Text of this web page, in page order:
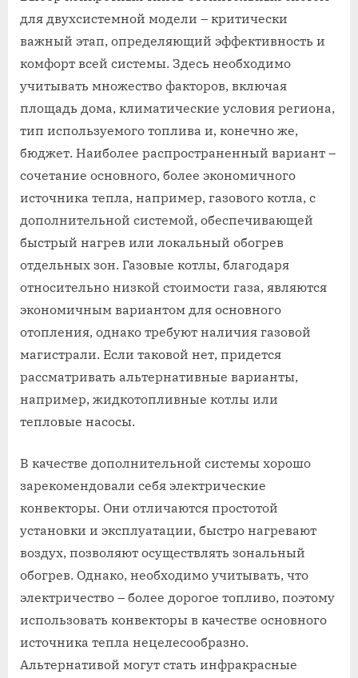
для двухсистемной модели – критически
важный этап, определяющий эффективность и
комфорт всей системы. Здесь необходимо
учитывать множество факторов, включая
площадь дома, климатические условия региона,
тип используемого топлива и, конечно же,
бюджет. Наиболее распространенный вариант –
сочетание основного, более экономичного
источника тепла, например, газового котла, с
дополнительной системой, обеспечивающей
быстрый нагрев или локальный обогрев
отдельных зон. Газовые котлы, благодаря
относительно низкой стоимости газа, являются
экономичным вариантом для основного
отопления, однако требуют наличия газовой
магистрали. Если таковой нет, придется
рассматривать альтернативные варианты,
например, жидкотопливные котлы или
тепловые насосы.
В качестве дополнительной системы хорошо
зарекомендовали себя электрические
конвекторы. Они отличаются простотой
установки и эксплуатации, быстро нагревают
воздух, позволяют осуществлять зональный
обогрев. Однако, необходимо учитывать, что
электричество – более дорогое топливо, поэтому
использовать конвекторы в качестве основного
источника тепла нецелесообразно.
Альтернативой могут стать инфракрасные